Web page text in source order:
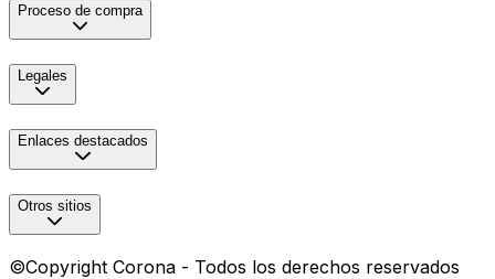
Proceso de compra
Legales
Enlaces destacados
Otros sitios
©Copyright Corona - Todos los derechos reservados